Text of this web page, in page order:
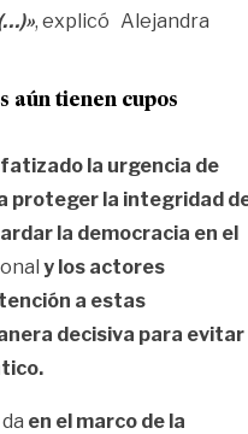
, explicó Alejandra
aún tienen cupos
la urgencia de
proteger la integridad
la democracia en el
y los actores
a estas
decisiva para evitar
en el marco de la